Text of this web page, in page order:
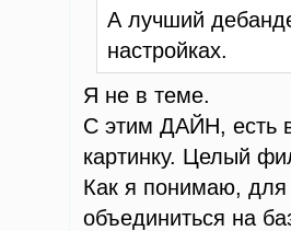
А лучший
настройках.
Я не в теме.
С этим ДАЙН, есть
картинку. Целый
Как я понимаю, для
объединиться на